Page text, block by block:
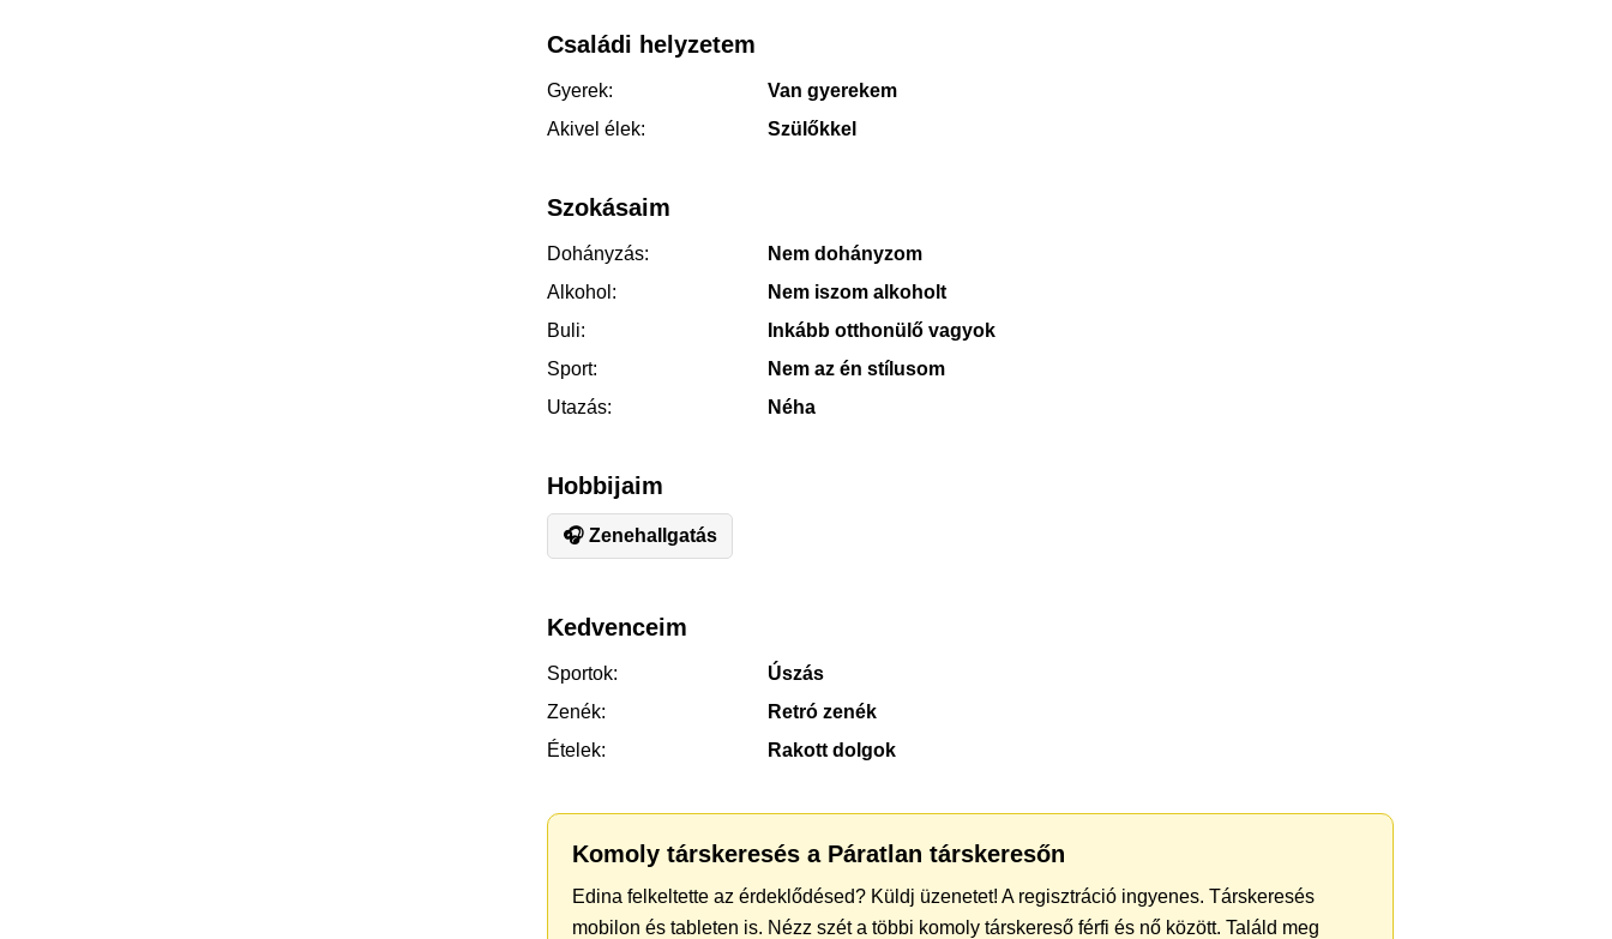
Családi helyzetem
Gyerek:
Van gyerekem
Akivel élek:
Szülőkkel
Szokásaim
Dohányzás:
Nem dohányzom
Alkohol:
Nem iszom alkoholt
Buli:
Inkább otthonülő vagyok
Sport:
Nem az én stílusom
Utazás:
Néha
Hobbijaim
🎧 Zenehallgatás
Kedvenceim
Sportok:
Úszás
Zenék:
Retró zenék
Ételek:
Rakott dolgok
Komoly társkeresés a Páratlan társkeresőn
Edina felkeltette az érdeklődésed? Küldj üzenetet! A regisztráció ingyenes. Társkeresés
mobilon és tableten is. Nézz szét a többi komoly társkereső férfi és nő között. Találd meg